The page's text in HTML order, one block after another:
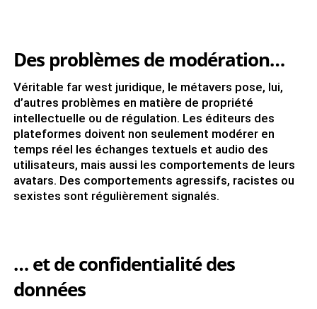
Des problèmes de modération…
Véritable far west juridique, le métavers pose, lui,
d’autres problèmes en matière de propriété
intellectuelle ou de régulation. Les éditeurs des
plateformes doivent non seulement modérer en
temps réel les échanges textuels et audio des
utilisateurs, mais aussi les comportements de leurs
avatars. Des comportements agressifs, racistes ou
sexistes sont régulièrement signalés.
… et de confidentialité des
données